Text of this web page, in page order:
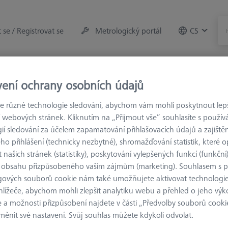
se / Registrovat se Metrologický portál CS
M2
kombinací úhlových snímačů a hvězdicových snímačů se
ochrany osobních údajů
různé technologie sledování, abychom vám mohli poskytnout
stránek. Kliknutím na „Přijmout vše“ souhlasíte s
sledování za účelem zapamatování přihlašovacích údajů a
přihlášení (technicky nezbytné), shromažďování statistik, které
stránek (statistiky), poskytování vylepšených funkcí
přizpůsobeného vašim zájmům (marketing). Souhlasem s
souborů cookie nám také umožňujete aktivovat
abychom mohli zlepšit analytiku webu a přehled o jeho
a možnosti přizpůsobení najdete v části „Předvolby souborů
své nastavení. Svůj souhlas můžete kdykoli odvolat.